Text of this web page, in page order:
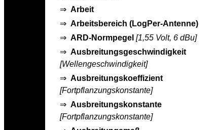
⇒ Arbeit
⇒ Arbeitsbereich (LogPer-Antenne)
⇒ ARD-Normpegel [1,55 Volt, 6 dBu]
⇒ Ausbreitungsgeschwindigkeit
[Wellengeschwindigkeit]
⇒ Ausbreitungskoeffizient
[Fortpflanzungskonstante]
⇒ Ausbreitungskonstante
[Fortpflanzungskonstante]